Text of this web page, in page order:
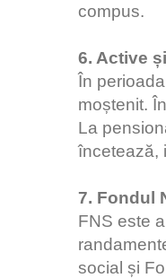
compus.
6. Active
În
moștenit.
La
încetează,
7. Fondul
FNS este
social și